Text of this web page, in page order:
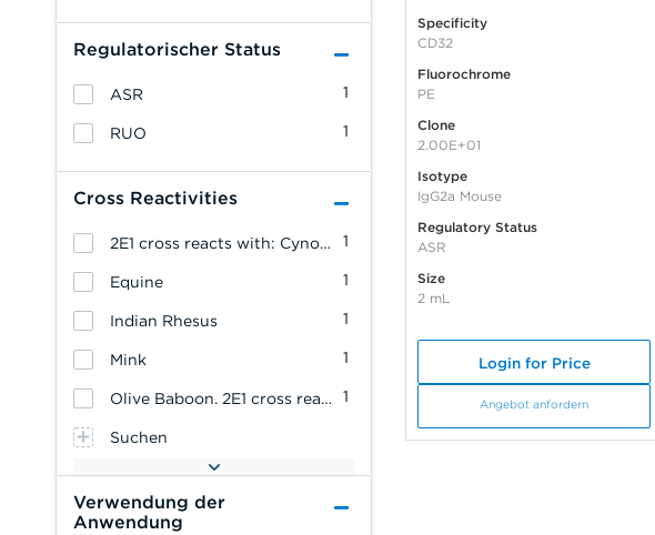
Regulatorischer Status
1
ASR
1
RUO
Cross Reactivities
1
2E1 cross reacts with: Cynomolgus Monkey
1
Equine
1
Indian Rhesus
1
Mink
1
Olive Baboon. 2E1 cross reacts with: Bovine
Suchen
Verwendung der
Anwendung
Specificity
CD32
Fluorochrome
PE
Clone
2.00E+01
Isotype
IgG2a Mouse
Regulatory Status
ASR
Size
2 mL
Login for Price
Angebot anfordern